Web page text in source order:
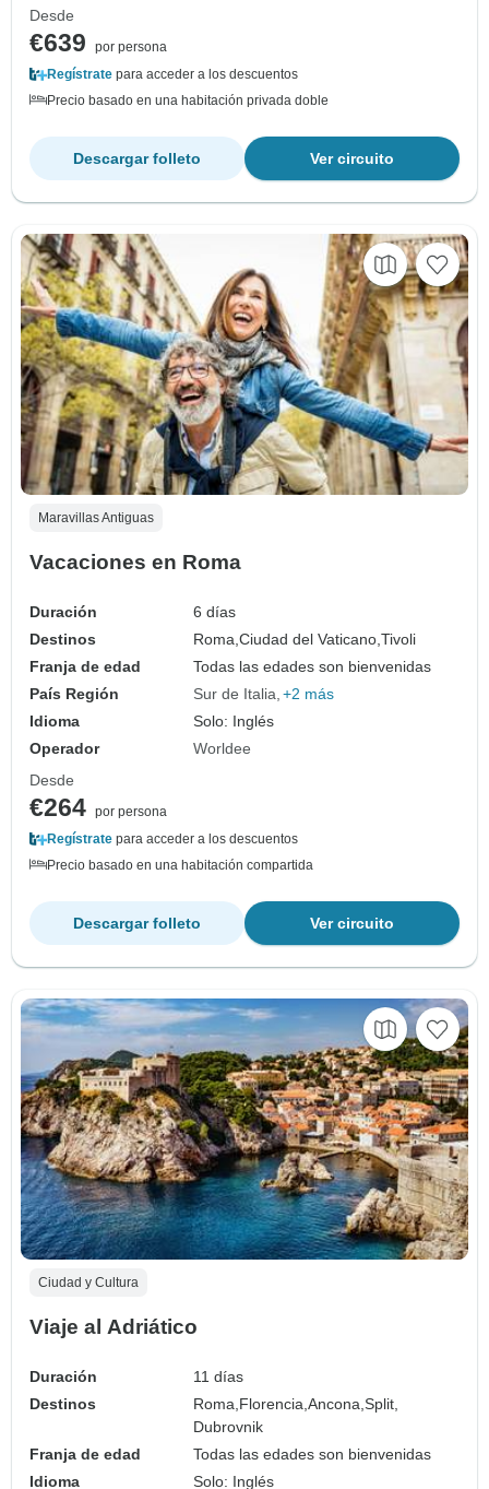
Desde
€639
por persona
Regístrate para acceder a los descuentos
Precio basado en una habitación privada doble
Ver circuito
Descargar folleto
Maravillas Antiguas
Vacaciones en Roma
Duración
6 días
Destinos
Roma,Ciudad del Vaticano,Tivoli
Franja de edad
Todas las edades son bienvenidas
País Región
Sur de Italia +2 más
Idioma
Solo: Inglés
Operador
Worldee
Desde
€264 por persona
Regístrate para acceder a los descuentos
Precio basado en una habitación compartida
Ver circuito
Descargar folleto
Ciudad y Cultura
Viaje al Adriático
Duración
11 días
Destinos
Roma, Florencia,Ancona,Split,
Dubrovnik
Franja de edad
Todas las edades son bienvenidas
Idioma
Solo: Inglés